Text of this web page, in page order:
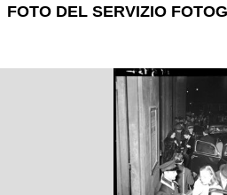
FOTO DEL SERVIZIO